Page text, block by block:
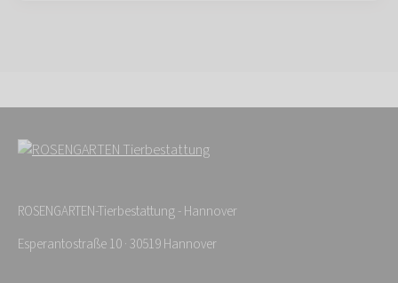
ROSENGARTEN-Tierbestattung - Hannover
Esperantostraße 10 · 30519 Hannover